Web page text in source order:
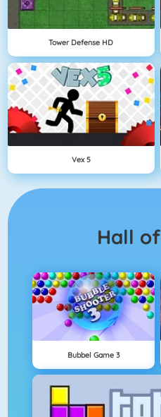
Tower Defense HD
Vex 5
Hall of
Bubbel Game 3